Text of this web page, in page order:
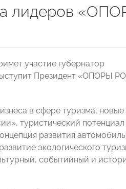
лидеров
участие губернатор
Президент «ОПОРЫ
в сфере туризма, новые
туристический потенциал
развития
экологического
событийный и